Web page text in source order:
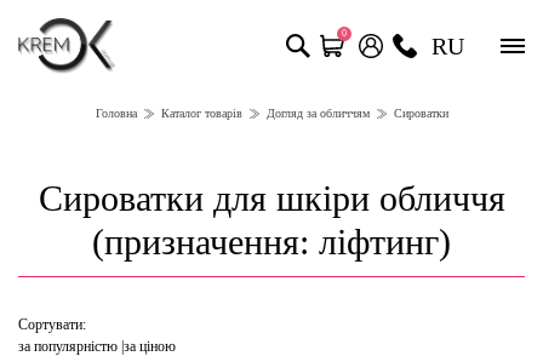
0 RU
Головна Каталог товарів Догляд за обличчям Сироватки
Сироватки для шкіри обличчя
(призначення: ліфтинг)
Сортувати:
за популярністю за ціною